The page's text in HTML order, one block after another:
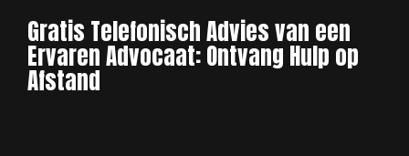
Gratis Telefonisch Advies van een
Ervaren Advocaat: Ontvang Hulp op
Afstand